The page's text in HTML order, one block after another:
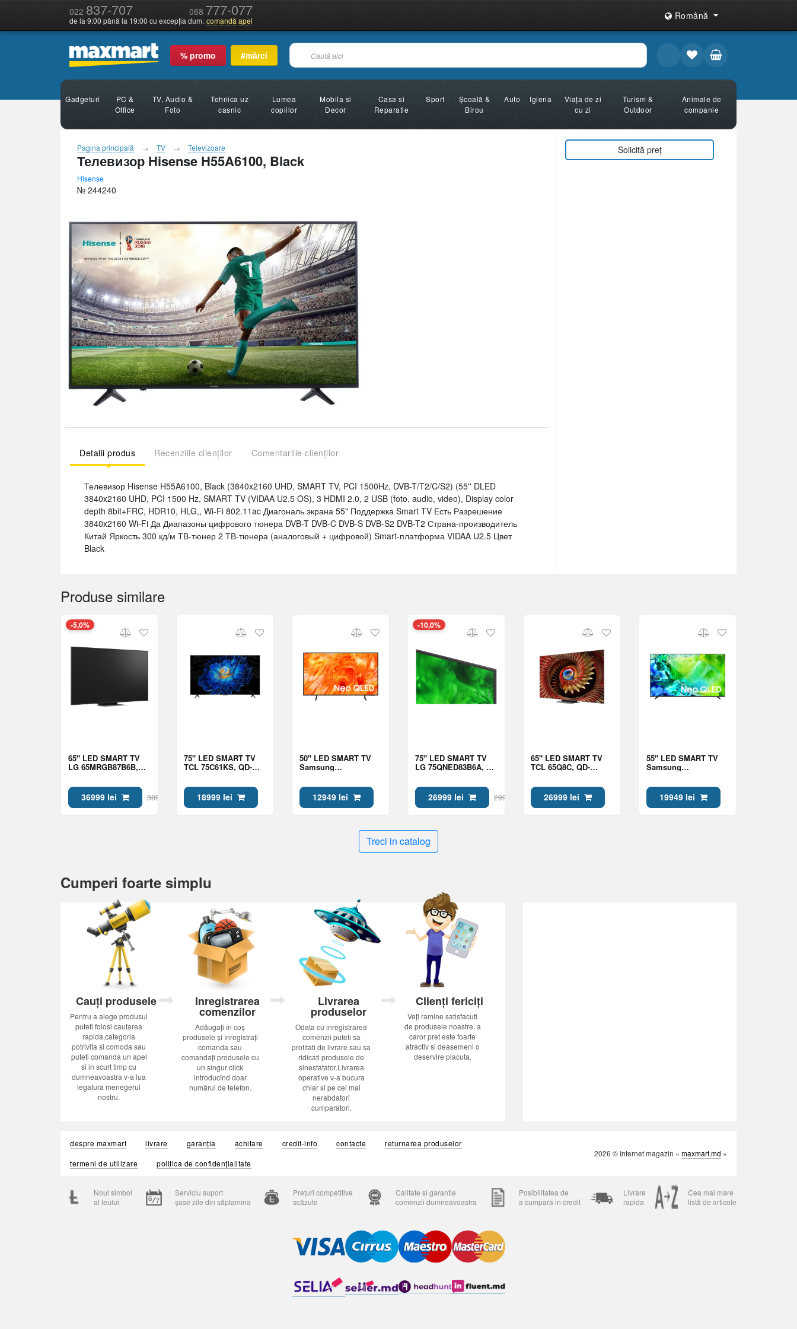
022 837-707 068 777-077
de la 9:00 până la 19:00 cu excepția dum. comandă apel Română
% promo #mărci
Gadgeturi
PC &
Office
TV, Audio &
Foto
Tehnica uz
casnic
Lumea
copiilor
Mobila si
Decor
Casa si
Reparatie
Sport
Şcoală &
Birou
Auto Igiena
Viața de zi
cu zi
Turism &
Outdoor
Animale de
companie
Pagina principală TV Televizoare
Телевизор Hisense H55A6100, Black
Hisense
№ 244240
Detalii produs Recenziile clienților Comentariile clienților
Телевизор Hisense H55A6100, Black (3840x2160 UHD, SMART TV, PCI 1500Hz, DVB-T/T2/C/S2) (55'' DLED
3840x2160 UHD, PCI 1500 Hz, SMART TV (VIDAA U2.5 OS), 3 HDMI 2.0, 2 USB (foto, audio, video), Display color
depth 8bit+FRC, HDR10, HLG,, Wi-Fi 802.11ac Диагональ экрана 55" Поддержка Smart TV Есть Разрешение
3840x2160 Wi-Fi Да Диапазоны цифрового тюнера DVB-T DVB-C DVB-S DVB-S2 DVB-T2 Страна-производитель
Китай Яркость 300 кд/м ТВ-тюнер 2 ТВ-тюнера (аналоговый + цифровой) Smart-платформа VIDAA U2.5 Цвет
Black
Solicită preț
Produse similare
-5,0%
65" LED SMART TV
LG 65MRGB87B6B,
webOS, Black
36999 lei 38999 lei
75" LED SMART TV
TCL 75C61KS, QD-
Google TV, Black
18999 lei
50" LED SMART TV
Samsung
Mini LED 4K UHD,
Tizen OS, Black
12949 lei
-10,0%
75" LED SMART TV
LG 75QNED83B6A, QD
webOS, Black
26999 lei 29999 lei
65" LED SMART TV
TCL 65Q8C, QD-
Google TV, Black
26999 lei
55" LED SMART TV
Samsung
Mini LED 4K UHD,
Tizen OS, Black
19949 lei
Treci in catalog
Cumperi foarte simplu
Cauți produsele
Pentru a alege produsul
puteti folosi cautarea
rapida,categoria
potrivita si comoda sau
puteti comanda un apel
si in scurt timp cu
dumneavoastra v-a lua
legatura menegerul
nostru.
Inregistrarea
comenzilor
Adăugați în coș
produsele și înregistrați
comanda sau
comandați produsele cu
un singur click
introducînd doar
numărul de telefon.
Livrarea
produselor
Odata cu inregistrarea
comenzii puteti sa
profitati de livrare sau sa
ridicati produsele de
sinestatator.Livrarea
operative v-a bucura
chiar si pe cei mai
nerabdatori
cumparatori.
Clienți fericiți
Veți ramine satisfacuti
de produsele noastre, a
caror pret este foarte
atractiv si deasemeni o
deservire placuta.
despre maxmart livrare garanția achitare credit-info contacte
returnarea produselor
termeni de utilizare
politica de confidențialitate
2026 © Internet magazin « maxmart.md »
Noul simbol
al leului
Serviciu suport
șase zile din săptamina
Prețuri competitive
scăzute
Calitate si garantie
comenzii dumneavoastra
Posibilitatea de
a cumpara in credit
Livrare
rapida
Cea mai mare
listă de articole